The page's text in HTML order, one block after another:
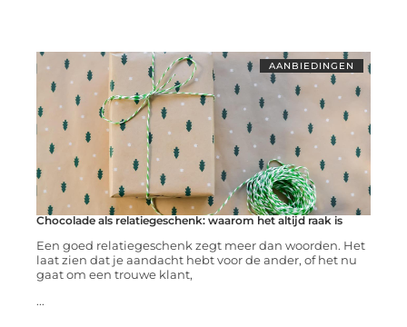
AANBIEDINGEN
Chocolade als relatiegeschenk: waarom het altijd raak is
Een goed relatiegeschenk zegt meer dan woorden. Het
laat zien dat je aandacht hebt voor de ander, of het nu
gaat om een trouwe klant,
...